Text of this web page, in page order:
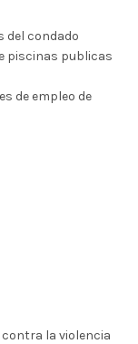
del condado
piscinas publicas
de empleo de
la violencia